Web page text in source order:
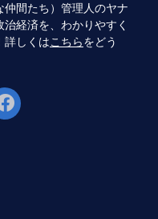
仲間たち）管理人のヤナ
経済を、わかりやすく
詳しくはこちらをどう